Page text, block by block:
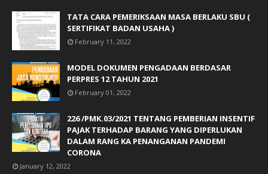
TATA CARA PEMERIKSAAN MASA BERLAKU SBU (
SERTIFIKAT BADAN USAHA )
February 11, 2022
MODEL DOKUMEN PENGADAAN BERDASAR
PERPRES 12 TAHUN 2021
February 01, 2022
226 /PMK.03/2021 TENTANG PEMBERIAN INSENTIF
PAJAK TERHADAP BARANG YANG DIPERLUKAN
DALAM RANG KA PENANGANAN PANDEMI
CORONA
January 12, 2022